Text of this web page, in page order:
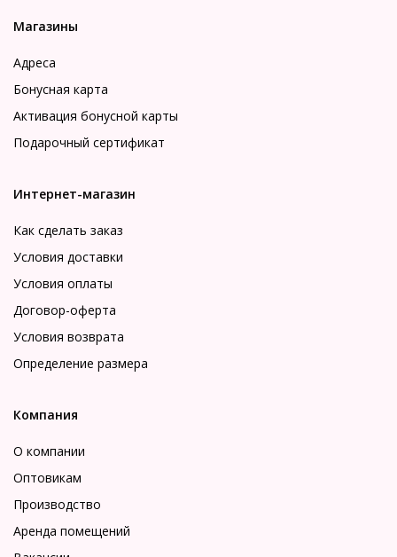
Магазины
Адреса
Бонусная карта
Активация бонусной карты
Подарочный сертификат
Интернет-магазин
Как сделать заказ
Условия доставки
Условия оплаты
Договор-оферта
Условия возврата
Определение размера
Компания
О компании
Оптовикам
Производство
Аренда помещений